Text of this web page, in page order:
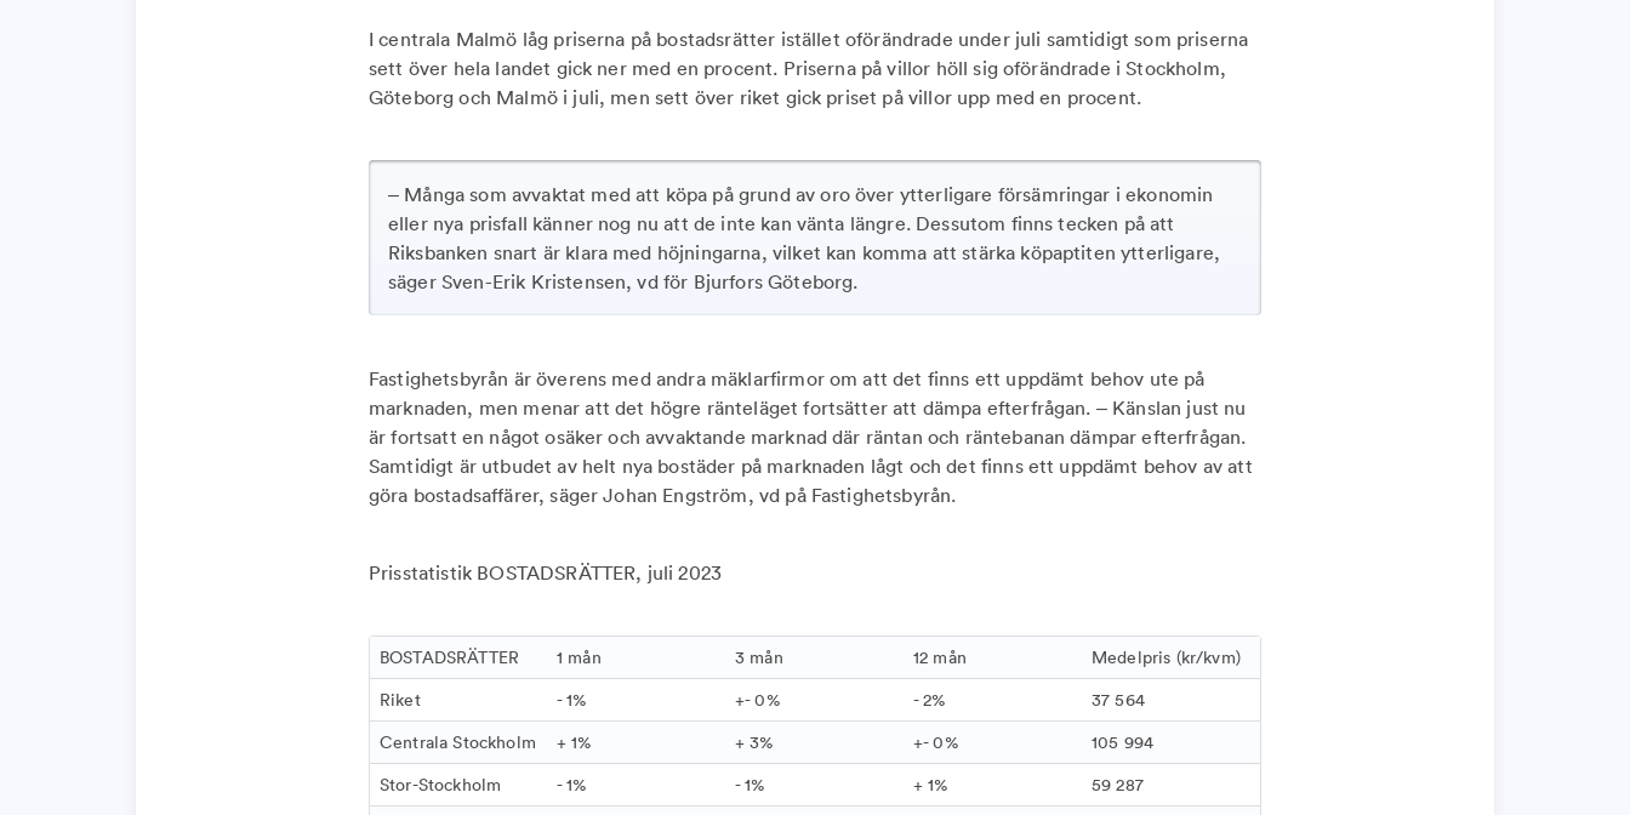
I centrala Malmö låg priserna på bostadsrätter istället oförändrade under juli samtidigt som priserna
sett över hela landet gick ner med en procent. Priserna på villor höll sig oförändrade i Stockholm,
Göteborg och Malmö i juli, men sett över riket gick priset på villor upp med en procent.
– Många som avvaktat med att köpa på grund av oro över ytterligare försämringar i ekonomin
eller nya prisfall känner nog nu att de inte kan vänta längre. Dessutom finns tecken på att
Riksbanken snart är klara med höjningarna, vilket kan komma att stärka köpaptiten ytterligare,
säger Sven-Erik Kristensen, vd för Bjurfors Göteborg.
Fastighetsbyrån är överens med andra mäklarfirmor om att det finns ett uppdämt behov ute på
marknaden, men menar att det högre ränteläget fortsätter att dämpa efterfrågan. – Känslan just nu
är fortsatt en något osäker och avvaktande marknad där räntan och räntebanan dämpar efterfrågan.
Samtidigt är utbudet av helt nya bostäder på marknaden lågt och det finns ett uppdämt behov av att
göra bostadsaffärer, säger Johan Engström, vd på Fastighetsbyrån.
Prisstatistik BOSTADSRÄTTER, juli 2023
BOSTADSRÄTTER 1 mån 3 mån 12 mån
Medelpris (kr/kvm)
Riket
- 1% +- 0% - 2%
37 564
Centrala Stockholm
+ 1% + 3% +- 0%
105 994
Stor-Stockholm
- 1% - 1% + 1%
59 287